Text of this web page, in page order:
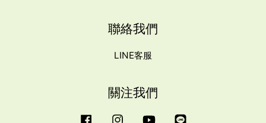
聯絡我們
LINE客服
關注我們
FacebookInstagramYouTube